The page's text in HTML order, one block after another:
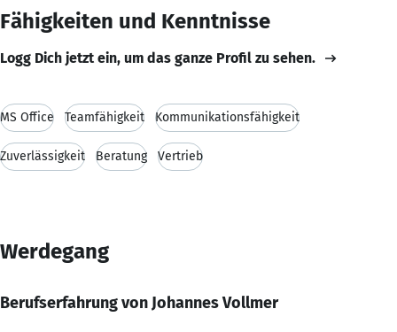
Fähigkeiten und Kenntnisse
Logg Dich jetzt ein, um das ganze Profil zu sehen.
MS Office Teamfähigkeit Kommunikationsfähigkeit
Zuverlässigkeit Beratung Vertrieb
Werdegang
Berufserfahrung von Johannes Vollmer